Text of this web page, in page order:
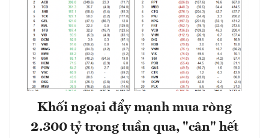
Khối ngoại đẩy mạnh mua ròng
2.300 tỷ trong tuần qua, "cân" hết